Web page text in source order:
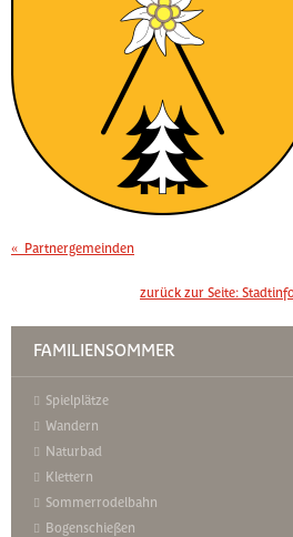
« Partnergemeinden
zurück zur Seite:
FAMILIENSOMMER
Spielplätze
Wandern
Naturbad
Klettern
Sommerrodelbahn
Bogenschießen